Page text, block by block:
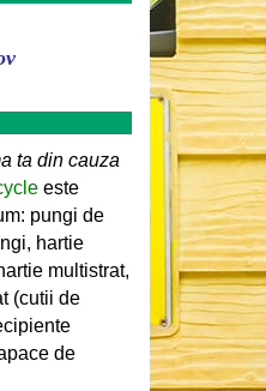
ta din cauza
este
pungi de
hartie
multistrat,
(cutii de
de